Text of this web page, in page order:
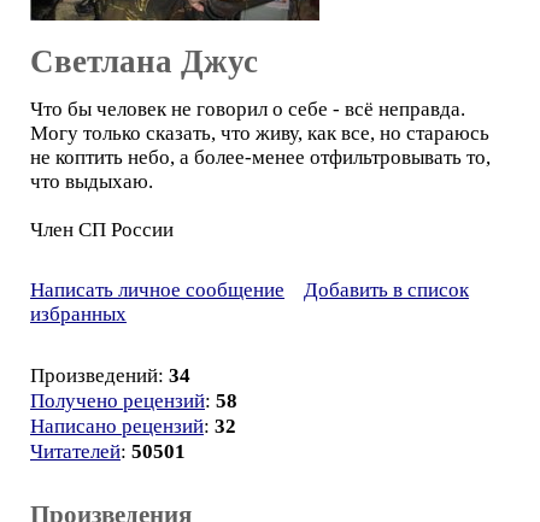
Светлана Джус
Что бы человек не говорил о себе - всё неправда.
Могу только сказать, что живу, как все, но стараюсь
не коптить небо, а более-менее отфильтровывать то,
что выдыхаю.
Член СП России
Написать личное сообщение
Добавить в список
избранных
Произведений: 34
Получено рецензий: 58
Написано рецензий: 32
Читателей: 50501
Произведения